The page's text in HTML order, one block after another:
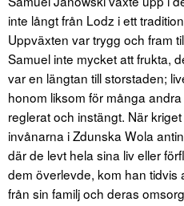
inte långt från Lodz i ett
Uppväxten var trygg och fram
Samuel inte mycket att frukta,
var en längtan till storstaden;
honom liksom för många
reglerat och instängt. När
invånarna i Zdunska Wola
där de levt hela sina liv eller
dem överlevde, kom han
från sin familj och deras